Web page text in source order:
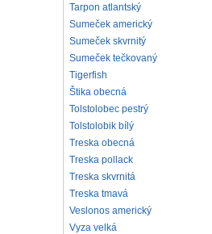
Tarpon atlantský
Sumeček americký
Sumeček skvrnitý
Sumeček tečkovaný
Tigerfish
Štika obecná
Tolstolobec pestrý
Tolstolobik bílý
Treska obecná
Treska pollack
Treska skvrnitá
Treska tmavá
Veslonos americký
Vyza velká